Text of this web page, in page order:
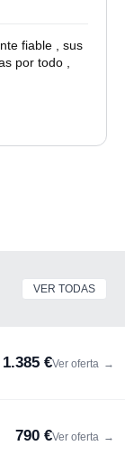
fiable , sus
por todo ,
VER TODAS
1.385 €Ver oferta →
790 €Ver oferta →